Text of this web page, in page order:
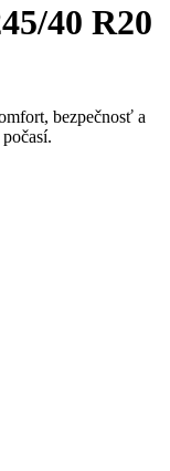
40 R20
bezpečnosť a